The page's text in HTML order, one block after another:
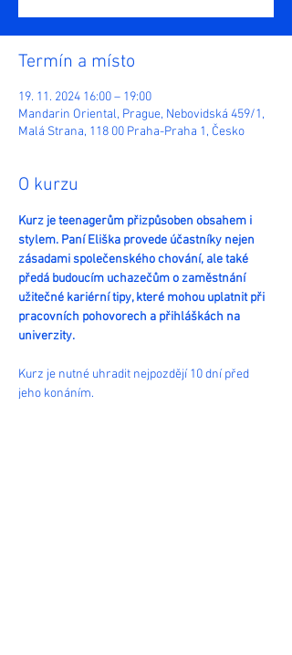
Termín a místo
19. 11. 2024 16:00 – 19:00
Mandarin Oriental, Prague, Nebovidská 459/1,
Malá Strana, 118 00 Praha-Praha 1, Česko
O kurzu
Kurz je teenagerům přizpůsoben obsahem i
stylem. Paní Eliška provede účastníky nejen
zásadami společenského chování, ale také
předá budoucím uchazečům o zaměstnání
užitečné kariérní tipy, které mohou uplatnit při
pracovních pohovorech a přihláškách na
univerzity.
Kurz je nutné uhradit nejpozdějí 10 dní před
jeho konáním.